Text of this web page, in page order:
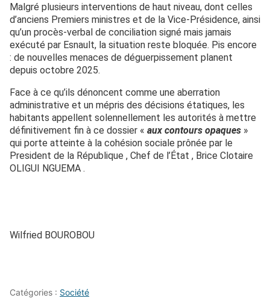
Malgré plusieurs interventions de haut niveau, dont celles
d’anciens Premiers ministres et de la Vice-Présidence, ainsi
qu’un procès-verbal de conciliation signé mais jamais
exécuté par Esnault, la situation reste bloquée. Pis encore
: de nouvelles menaces de déguerpissement planent
depuis octobre 2025.
Face à ce qu’ils dénoncent comme une aberration
administrative et un mépris des décisions étatiques, les
habitants appellent solennellement les autorités à mettre
définitivement fin à ce dossier « aux contours opaques »
qui porte atteinte à la cohésion sociale prônée par le
President de la République , Chef de l’État , Brice Clotaire
OLIGUI NGUEMA .
Wilfried BOUROBOU
Catégories : Société